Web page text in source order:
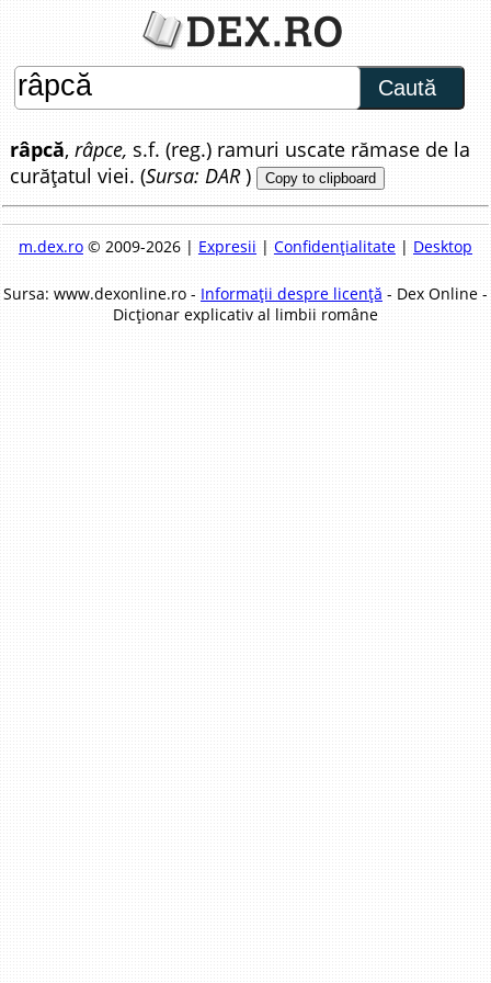
Caută
râpcă,râpce, s.f. (reg.) ramuri uscate rămase de la
curățatul viei. (Sursa: DAR) Copy to clipboard
m.dex.ro© 2009-2026 | Expresii | Confidențialitate| Desktop
Sursa: www.dexonline.ro - Informații despre licență - Dex Online -
Dicționar explicativ al limbii române